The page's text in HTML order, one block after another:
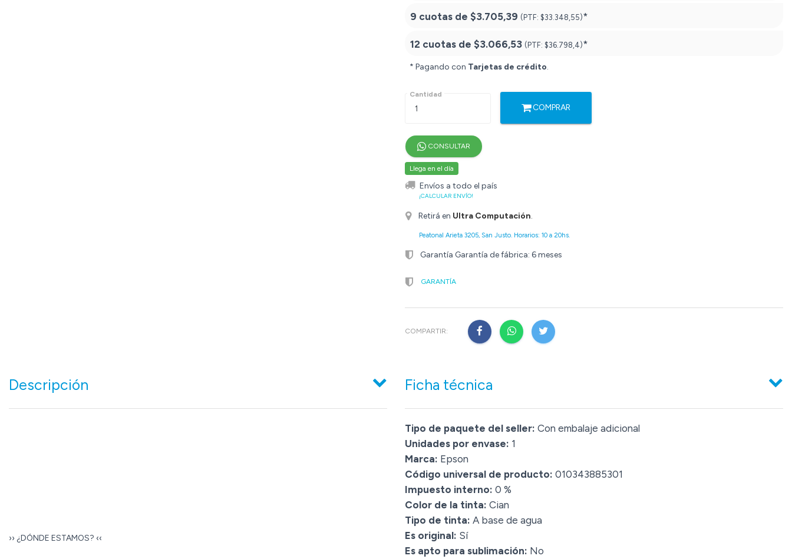
9 cuotas de $3.705,39 (PTF: $33.348,55)*
12 cuotas de $3.066,53 (PTF: $36.798,4)*
* Pagando con Tarjetas de crédito.
Cantidad
COMPRAR
CONSULTAR
Llega en el día
Envíos a todo el país
¡CALCULAR ENVÍO!
Retirá en Ultra Computación.
Peatonal Arieta 3205, San Justo. Horarios: 10 a 20hs.
Garantía Garantía de fábrica: 6 meses
GARANTÍA
COMPARTIR:
Descripción
›› ¿DÓNDE ESTAMOS? ‹‹
Ficha técnica
Tipo de paquete del seller: Con embalaje adicional
Unidades por envase: 1
Marca: Epson
Código universal de producto: 010343885301
Impuesto interno: 0 %
Color de la tinta: Cian
Tipo de tinta: A base de agua
Es original: Sí
Es apto para sublimación: No